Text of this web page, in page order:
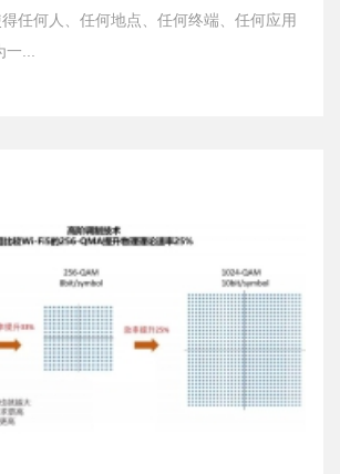
任何人、任何地点、任何终端、任何应用
一...